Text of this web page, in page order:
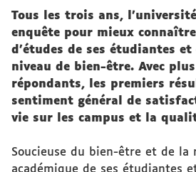
Médias
Tous les trois ans,
enquête pour mieux
d’études de ses étudiantes
niveau de bien-être. Avec
répondants, les premiers
sentiment général de
vie sur les campus et la
Soucieuse du bien-être et de la
académique de ses étudiantes